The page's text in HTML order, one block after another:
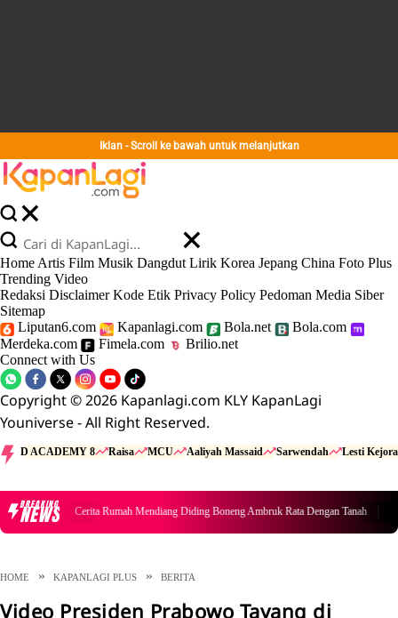
Iklan - Scroll ke bawah untuk melanjutkan
Home Artis Film Musik Dangdut Lirik Korea Jepang China Foto Plus
Trending Video
Redaksi Disclaimer Kode Etik Privacy Policy Pedoman Media Siber
Sitemap
Liputan6.com
Kapanlagi.com Bola.net
Bola.com
Merdeka.com
Fimela.com
Brilio.net
Connect with Us
Copyright © 2026 Kapanlagi.com KLY KapanLagi
Youniverse - All Right Reserved.
D ACADEMY 8 Raisa MCU Aaliyah Massaid Sarwendah Lesti Kejora
BREAKING
NEWSCerita Rumah Mendiang Diding Boneng Ambruk Rata Dengan Tanah
HOME KAPANLAGI PLUS BERITA
Video Presiden Prabowo Tayang di